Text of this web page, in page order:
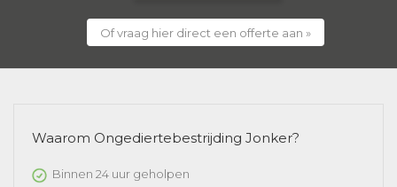
Of vraag hier direct een offerte aan »
Waarom Ongediertebestrijding Jonker?
Binnen 24 uur geholpen